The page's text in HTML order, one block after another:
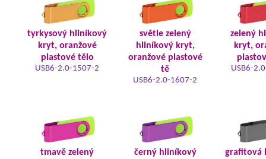
tyrkysový hliníkový
kryt, oranžové
plastové tělo
USB6-2.0-1507-2
světle zelený
hliníkový kryt,
oranžové plastové
tě
USB6-2.0-1607-2
zelený
kryt,
USB6-
tmavě zelený
černý hliníkový
grafitová